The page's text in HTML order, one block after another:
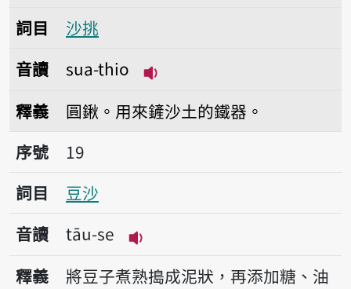
詞目
沙挑
音讀
sua-thio
釋義
圓鍬。用來鏟沙土的鐵器。
序號19豆沙
序號
19
詞目
豆沙
音讀
tāu-se
播放音讀tāu-se
釋義
將豆子煮熟搗成泥狀，再添加糖、油